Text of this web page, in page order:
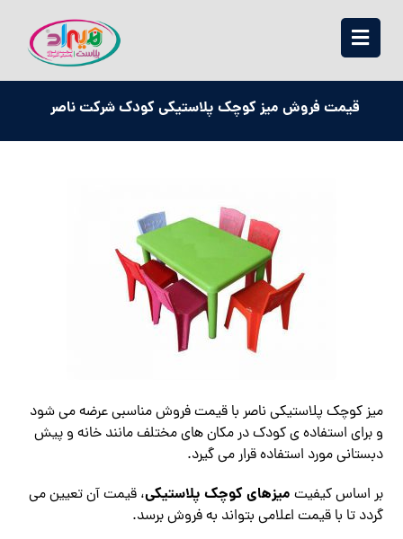
قیمت فروش میز کوچک پلاستیکی کودک شرکت ناصر
میز کوچک پلاستیکی ناصر با قیمت فروش مناسبی عرضه می شود
و برای استفاده ی کودک در مکان های مختلف مانند خانه و پیش
دبستانی مورد استفاده قرار می گیرد.
بر اساس کیفیت میزهای کوچک پلاستیکی، قیمت آن تعیین می
گردد تا با قیمت اعلامی بتواند به فروش برسد.